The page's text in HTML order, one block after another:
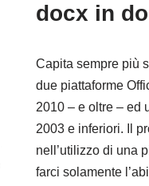
docx in
Capita sempre più
due piattaforme
2010 – e oltre – ed
2003 e inferiori. Il
nell’utilizzo di una
farci solamente